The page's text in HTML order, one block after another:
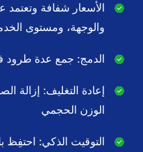
الأسعار شفافة وتعتمد
والوجهة، ومستوى
الدمج: جمع عدة طرود
إعادة التغليف: إزالة
الوزن الحجمي
التوقيت الذكي: